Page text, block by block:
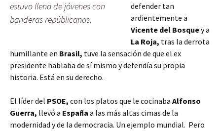
estuvo llena de jóvenes con
banderas repúblicanas.
defender tan
ardientemente a
Vicente del Bosquey a
La Roja, tras la derrota
humillante en Brasil, tuve la sensación de que el ex
presidente hablaba de sí mismo y defendía su propia
historia. Está en su derecho.
El líder del PSOE, con los platos que le cocinaba Alfonso
Guerra, llevó a España a las más altas cimas de la
modernidad y de la democracia. Un ejemplo mundial. Pero